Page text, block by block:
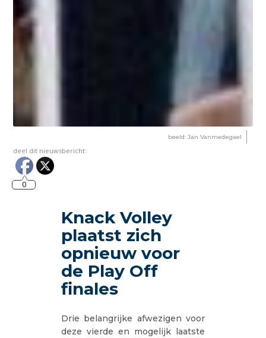
beeld: Jan Vanmedegael
deel dit nieuwsbericht:
0
Knack Volley
plaatst zich
opnieuw voor
de Play Off
finales
Drie belangrijke afwezigen voor
deze vierde en mogelijk laatste